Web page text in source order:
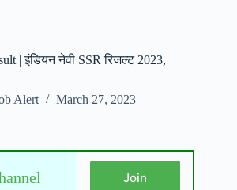
| इंडियन नेवी SSR रिजल्ट 2023,
Alert March 27, 2023
Join